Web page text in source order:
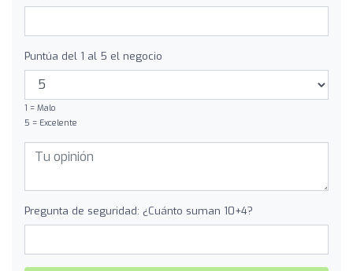
Puntúa del 1 al 5 el negocio
1 = Malo
5 = Excelente
Pregunta de seguridad: ¿Cuánto suman 10+4?